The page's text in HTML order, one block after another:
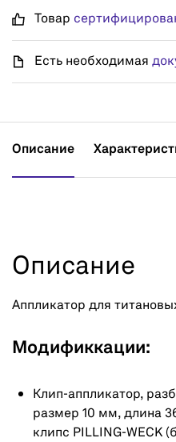
Товар
Есть необходимая
Описание
Описание
Аппликатор для
Модификкации:
Клип-аппликатор,
размер 10 мм, длина
клипс PILLING-WECK